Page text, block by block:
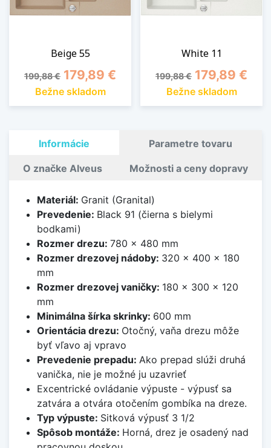
Beige 55
Základná cena
199,88 € Cena
179,89 €
Bežne skladom
White 11
Základná cena
199,88 € Cena
179,89 €
Bežne skladom
Informácie Parametre tovaru
O značke Alveus Možnosti a ceny dopravy
Materiál: Granit (Granital)
Prevedenie: Black 91 (čierna s bielymi
bodkami)
Rozmer drezu: 780 x 480 mm
Rozmer drezovej nádoby: 320 x 400 x 180
mm
Rozmer drezovej vaničky: 180 x 300 x 120
mm
Minimálna šírka skrinky: 600 mm
Orientácia drezu: Otočný, vaňa drezu môže
byť vľavo aj vpravo
Prevedenie prepadu: Ako prepad slúži druhá
vanička, nie je možné ju uzavrieť
Excentrické ovládanie výpuste - výpusť sa
zatvára a otvára otočením gombíka na dreze.
Typ výpuste: Sitková výpusť 3 1/2
Spôsob montáže: Horná, drez je osadený nad